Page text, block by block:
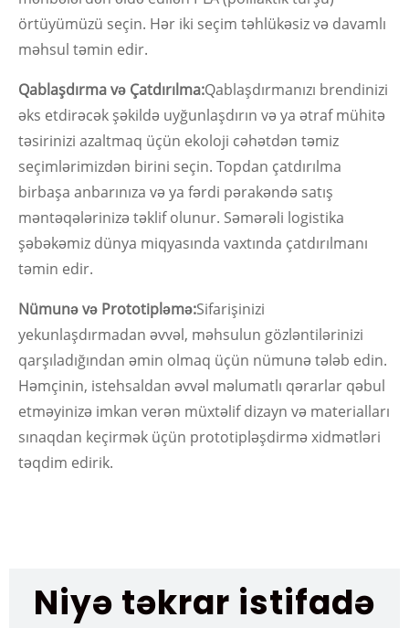
örtüyümüzü seçin. Hər iki seçim təhlükəsiz və davamlı
məhsul təmin edir.
Qablaşdırma və Çatdırılma:Qablaşdırmanızı brendinizi
əks etdirəcək şəkildə uyğunlaşdırın və ya ətraf mühitə
təsirinizi azaltmaq üçün ekoloji cəhətdən təmiz
seçimlərimizdən birini seçin. Topdan çatdırılma
birbaşa anbarınıza və ya fərdi pərakəndə satış
məntəqələrinizə təklif olunur. Səmərəli logistika
şəbəkəmiz dünya miqyasında vaxtında çatdırılmanı
təmin edir.
Nümunə və Prototipləmə:Sifarişinizi
yekunlaşdırmadan əvvəl, məhsulun gözləntilərinizi
qarşıladığından əmin olmaq üçün nümunə tələb edin.
Həmçinin, istehsaldan əvvəl məlumatlı qərarlar qəbul
etməyinizə imkan verən müxtəlif dizayn və materialları
sınaqdan keçirmək üçün prototipləşdirmə xidmətləri
təqdim edirik.
Niyə təkrar istifadə